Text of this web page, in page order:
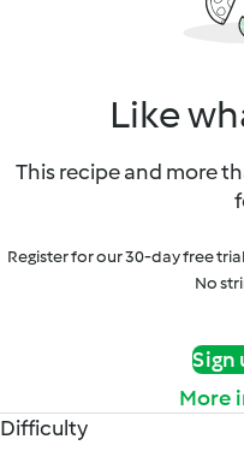
Like
This recipe and more
Register for our 30-day free
No
Sign
More
Difficulty